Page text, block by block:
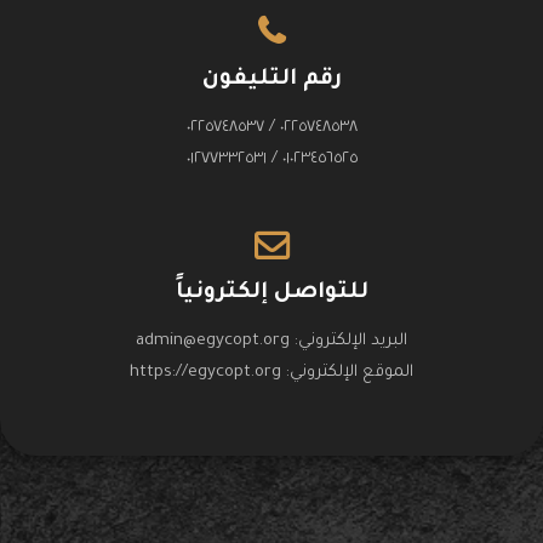
رقم التليفون
٠٢٢٥٧٤٨٥٣٨ / ٠٢٢٥٧٤٨٥٣٧
٠١٠٢٣٤٥٦٥٢٥ / ٠١٢٧٧٣٣٢٥٣١
للتواصل إلكترونياً
البريد الإلكتروني: admin@egycopt.org
الموقع الإلكتروني: https://egycopt.org